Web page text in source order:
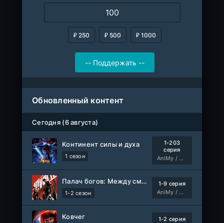
₽ 250 ₽ 500 ₽ 1000
Обновленный контент
Сегодня (6 августа)
Континент силы и духа
1 сезон
1-203
серия
AniMy / RuChiMe
Палач богов: Между смертным и божественным царством 2
1-2 сезон
1-9 серия
AniMy / RuChiMe
Ковчег
1-2 серия